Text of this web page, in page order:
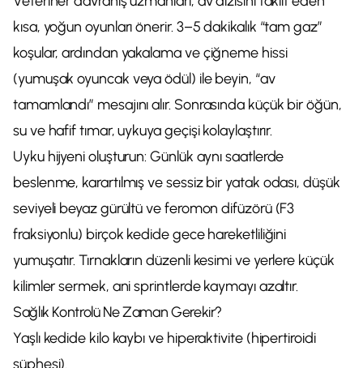
kısa, yoğun oyunları önerir. 3–5 dakikalık “tam gaz”
koşular, ardından yakalama ve çiğneme hissi
(yumuşak oyuncak veya ödül) ile beyin, “av
tamamlandı” mesajını alır. Sonrasında küçük bir öğün,
su ve hafif tımar, uykuya geçişi kolaylaştırır.
Uyku hijyeni oluşturun: Günlük aynı saatlerde
beslenme, karartılmış ve sessiz bir yatak odası, düşük
seviyeli beyaz gürültü ve feromon difüzörü (F3
fraksiyonlu) birçok kedide gece hareketliliğini
yumuşatır. Tırnakların düzenli kesimi ve yerlere küçük
kilimler sermek, ani sprintlerde kaymayı azaltır.
Sağlık Kontrolü Ne Zaman Gerekir?
Yaşlı kedide kilo kaybı ve hiperaktivite (hipertiroidi
şüphesi).